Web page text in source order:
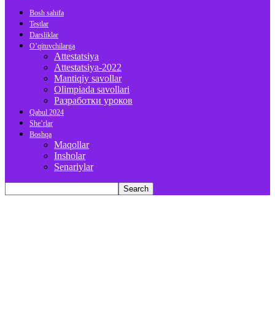
Bosh sahifa
Testlar
Darsliklar
O’qituvchilarga
Attestatsiya
Attestatsiya-2022
Mantiqiy savollar
Olimpiada savollari
Разработки уроков
Qabul 2024
She’rlar
Boshqa
Maqollar
Insholar
Senariylar